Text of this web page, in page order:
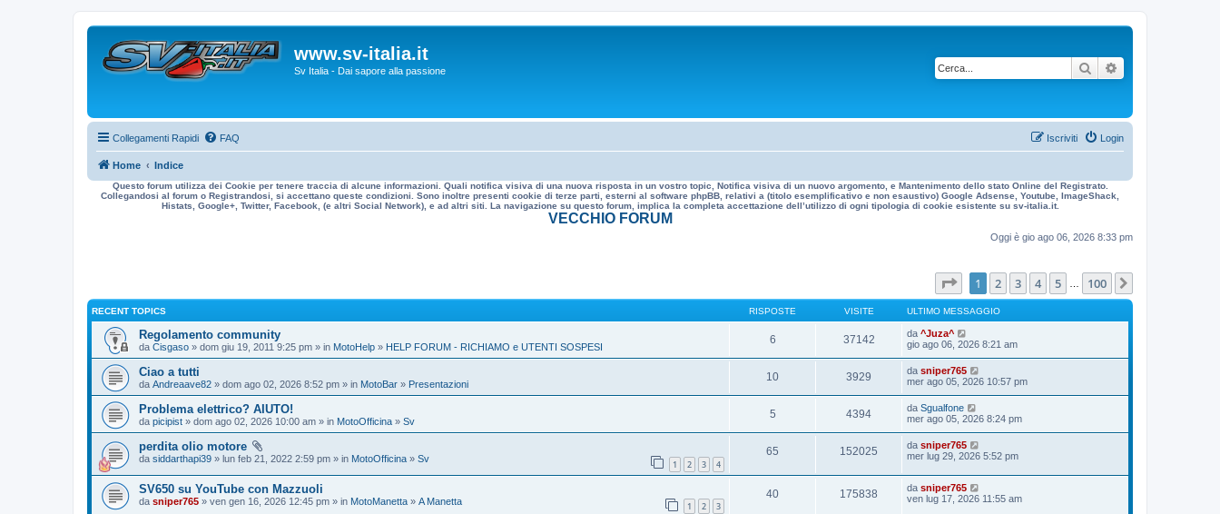
www.sv-italia.it
Sv Italia - Dai sapore alla passione Cerca
Collegamenti Rapidi FAQ Login
Iscriviti
Home Indice
Questo forum utilizza dei Cookie per tenere traccia di alcune informazioni. Quali notifica visiva di una nuova risposta in un vostro topic, Notifica visiva di un nuovo argomento, e Mantenimento dello stato Online del Registrato.
Collegandosi al forum o Registrandosi, si accettano queste condizioni. Sono inoltre presenti cookie di terze parti, esterni al software phpBB, relativi a (titolo esemplificativo e non esaustivo) Google Adsense, Youtube, ImageShack,
Histats, Google+, Twitter, Facebook, (e altri Social Network), e ad altri siti. La navigazione su questo forum, implica la completa accettazione dell’utilizzo di ogni tipologia di cookie esistente su sv-italia.it.
VECCHIO FORUM
Oggi è gio ago 06, 2026 8:33 pm
Pagina1 di 100
1 2 3 4 5 100
RECENT TOPICS RISPOSTE VISITE ULTIMO MESSAGGIO
Regolamento community
da Cisgaso » dom giu 19, 2011 9:25 pm » in MotoHelp » HELP FORUM - RICHIAMO e UTENTI SOSPESI
6 37142 da ^Juza^
gio ago 06, 2026 8:21 am
Ciao a tutti
da Andreaave82 » dom ago 02, 2026 8:52 pm » in MotoBar » Presentazioni
10 3929 da sniper765
mer ago 05, 2026 10:57 pm
Problema elettrico? AIUTO!
da picipist » dom ago 02, 2026 10:00 am » in MotoOfficina » Sv
5 4394 da Sgualfone
mer ago 05, 2026 8:24 pm
perdita olio motore
1 2 3 4
da siddarthapi39 » lun feb 21, 2022 2:59 pm » in MotoOfficina » Sv
65 152025 da sniper765
mer lug 29, 2026 5:52 pm
SV650 su YouTube con Mazzuoli
1 2 3
da sniper765 » ven gen 16, 2026 12:45 pm » in MotoManetta » A Manetta
40 175838 da sniper765
ven lug 17, 2026 11:55 am